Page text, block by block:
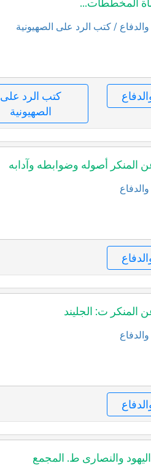
المخططات...
/ كتب الرد على الصهيونية
كتب الرد على
الصهيونية
المنكر أصوله وضوابطه وآدابه
المنكر ت: الجليند
والنصارى ط. المجمع